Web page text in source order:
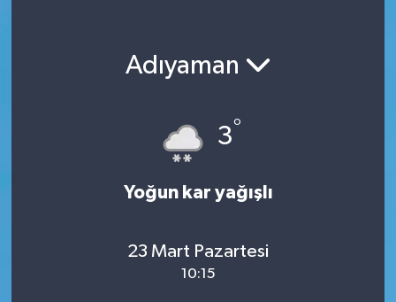
Adıyaman
3°
Yoğun kar yağışlı
23 Mart Pazartesi
10:15